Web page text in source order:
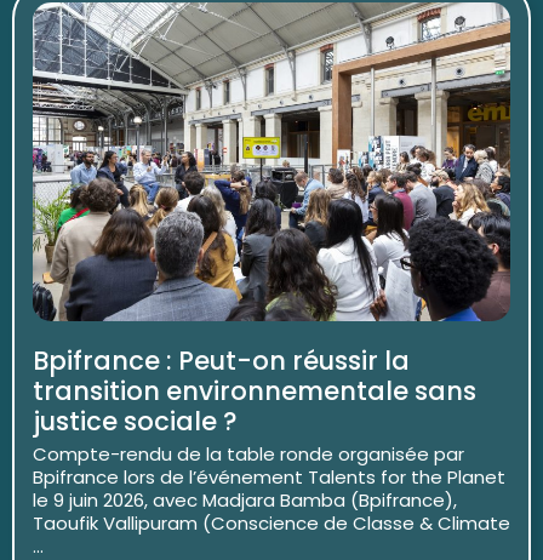
Bpifrance : Peut-on réussir la
transition environnementale sans
justice sociale ?
Compte-rendu de la table ronde organisée par
Bpifrance lors de l’événement Talents for the Planet
le 9 juin 2026, avec Madjara Bamba (Bpifrance),
Taoufik Vallipuram (Conscience de Classe & Climate
...